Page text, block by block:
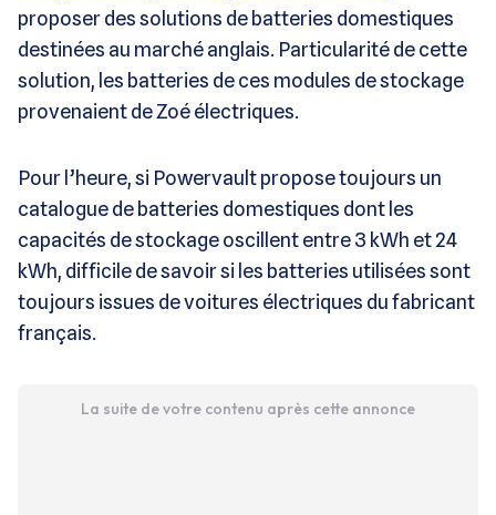
proposer des solutions de batteries domestiques
destinées au marché anglais. Particularité de cette
solution, les batteries de ces modules de stockage
provenaient de Zoé électriques.
Pour l’heure, si Powervault propose toujours un
catalogue de batteries domestiques dont les
capacités de stockage oscillent entre 3 kWh et 24
kWh, difficile de savoir si les batteries utilisées sont
toujours issues de voitures électriques du fabricant
français.
La suite de votre contenu après cette annonce